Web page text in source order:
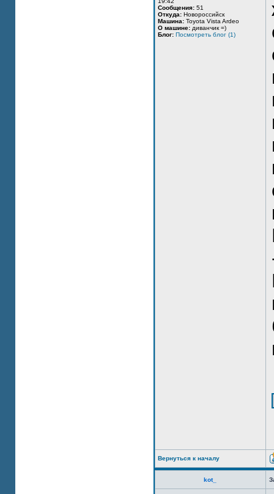
Сообщения: 51
Откуда: Новороссийск
Машина: Toyota Vista Ardeo
О машине: диванчик =)
Блог: Посмотреть блог (1)
Вернуться к началу
kot_